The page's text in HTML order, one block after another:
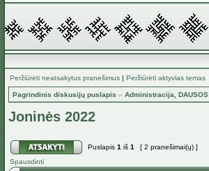
Peržiūrėti neatsakytus pranešimus | Peržiūrėti aktyvias temas
Pagrindinis diskusijų puslapis » Administracija, DAUSOS
Joninės 2022
Puslapis 1 iš 1
[ 2 pranešimai(ų) ]
Spausdinti